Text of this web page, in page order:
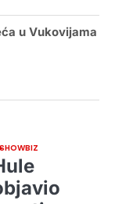
u Vukovijama
SHOWBIZ